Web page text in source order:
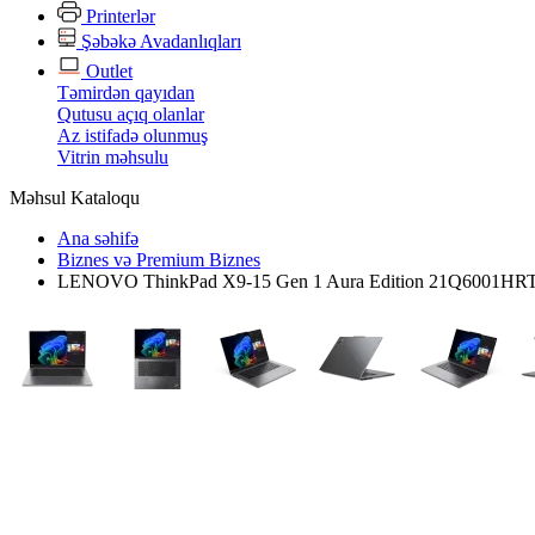
Printerlər
Şəbəkə Avadanlıqları
Outlet
Təmirdən qayıdan
Qutusu açıq olanlar
Az istifadə olunmuş
Vitrin məhsulu
Məhsul Kataloqu
Ana səhifə
Biznes və Premium Biznes
LENOVO ThinkPad X9-15 Gen 1 Aura Edition